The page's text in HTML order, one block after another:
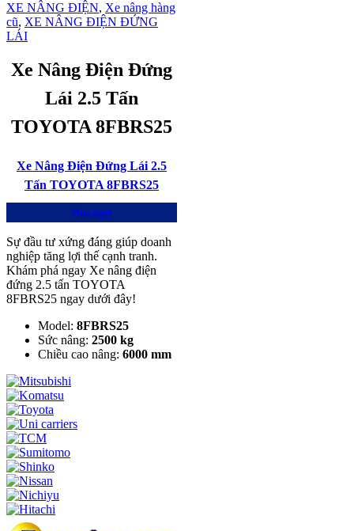
XE NÂNG ĐIỆN, Xe nâng hàng
cũ, XE NÂNG ĐIỆN ĐỨNG
LÁI
Xe Nâng Điện Đứng
Lái 2.5 Tấn
TOYOTA 8FBRS25
Xe Nâng Điện Đứng Lái 2.5
Tấn TOYOTA 8FBRS25
Mua ngay
Sự đầu tư xứng đáng giúp doanh
nghiệp tăng lợi thế cạnh tranh.
Khám phá ngay Xe nâng điện
đứng 2.5 tấn TOYOTA
8FBRS25 ngay dưới đây!
Model: 8FBRS25
Sức nâng: 2500 kg
Chiều cao nâng: 6000 mm